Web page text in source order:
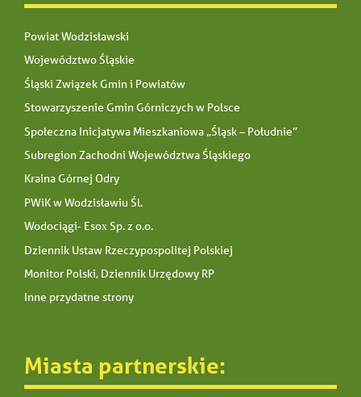
Powiat Wodzisławski
Województwo Śląskie
Śląski Związek Gmin i Powiatów
Stowarzyszenie Gmin Górniczych w Polsce
Społeczna Inicjatywa Mieszkaniowa „Śląsk – Południe”
Subregion Zachodni Województwa Śląskiego
Kraina Górnej Odry
PWiK w Wodzisławiu Śl.
Wodociągi- Esox Sp. z o.o.
Dziennik Ustaw Rzeczypospolitej Polskiej
Monitor Polski, Dziennik Urzędowy RP
Inne przydatne strony
Miasta partnerskie: